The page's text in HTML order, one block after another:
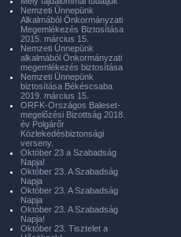
Nemzeti Ünnepünk
Alkalmából Önkormányzati
Megemlékezés Biztosítása
2015. március 15.
Nemzeti Ünnepünk
alkalmából Önkormányzati
megemlékezés biztosítása
Nemzeti Ünnepünk
biztosítása Békéscsaba
2019. március 15.
ORFK-Országos Baleset-
megelőzési Bizottság 2018.
év Polgárőr
Közlekedésbiztonsági
verseny.
Október 23 a Szabadság
Napja!
Október 23. A Szabadság
Napja
Október 23. A Szabadság
Napja
Október 23. A Szabadság
Napja!
Október 23. Tisztelet a